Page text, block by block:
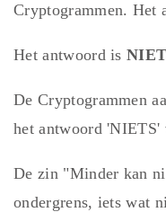
Cryptogrammen. Het
Het antwoord is
De Cryptogrammen
het antwoord 'NIETS'
De zin "Minder kan
ondergrens, iets wat